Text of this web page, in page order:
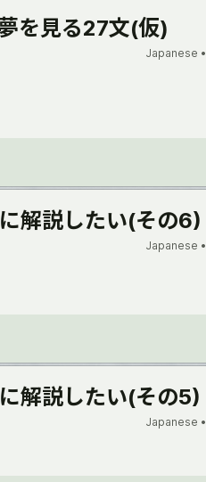
を見る27文(仮)
Japanese •
解説したい(その6)
Japanese •
解説したい(その5)
Japanese •